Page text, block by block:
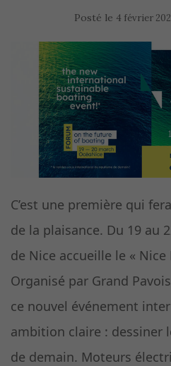
Posté le 4 février
C’est une première qui
de la plaisance. Du 19 au
de Nice accueille le «
Organisé par Grand
ce nouvel événement
ambition claire : dessiner
de demain. Moteurs